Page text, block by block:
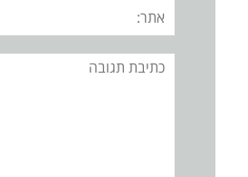
אתר:
תגובה